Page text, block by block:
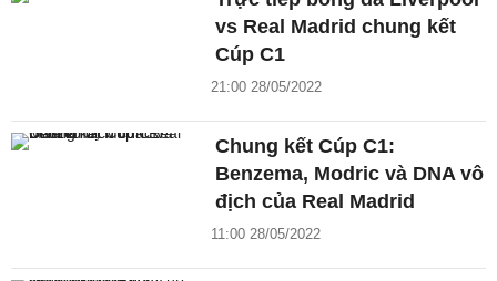
vs Real Madrid chung kết
Cúp C1
21:00 28/05/2022
Chung kết Cúp C1:
Benzema, Modric và DNA vô
địch của Real Madrid
11:00 28/05/2022